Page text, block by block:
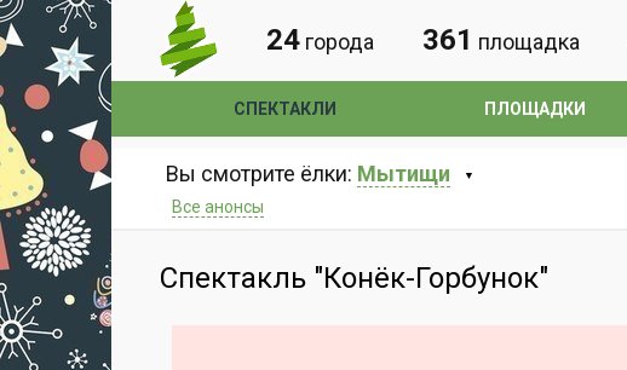
24 города 361 площадка
СПЕКТАКЛИ ПЛОЩАДКИ
Вы смотрите ёлки: Мытищи
Все анонсы
Спектакль "Конёк-Горбунок"